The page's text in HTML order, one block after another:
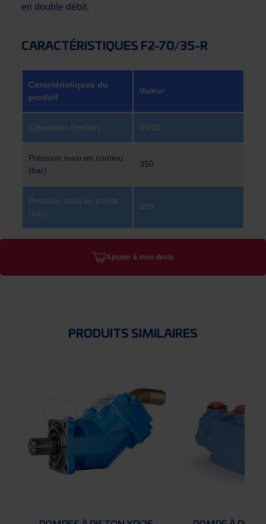
en double débit.
CARACTÉRISTIQUES F2-70/35-R
Caractéristiques du
produit
Valeur
Cylindrées (cm3/tr) 69/36
Pression maxi en continu
(bar)
350
Pression maxi en pointe
(bar)
400
Ajouter à mon devis
PRODUITS SIMILAIRES